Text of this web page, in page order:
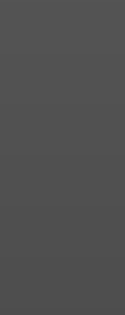
рублей (ВИДЕО)